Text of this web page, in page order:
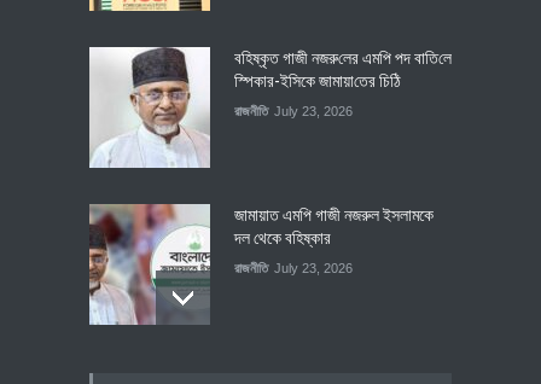
বহিষ্কৃত গাজী নজরু‌লের এম‌পি পদ বা‌তি‌লে
স্পিকার-ইসিকে জামায়া‌তের চি‌ঠি
রাজনীতি July 23, 2026
জামায়াত এমপি গাজী নজরুল ইসলামকে
দল থেকে বহিষ্কার
রাজনীতি July 23, 2026